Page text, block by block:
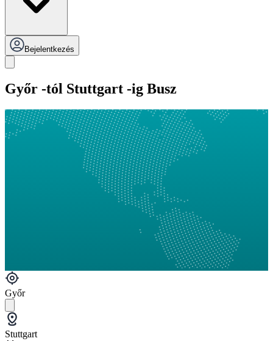
Bejelentkezés
Győr -tól Stuttgart -ig Busz
Győr
Stuttgart